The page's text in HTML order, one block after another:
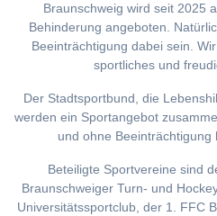
Braunschweig wird seit 2025
Behinderung angeboten.
Beeinträchtigung dabei sein.
sportliches und
Der Stadtsportbund, die
werden ein Sportangebot
und ohne Beeinträchtigung
Beteiligte Sportvereine sind
Braunschweiger Turn- und
Universitätssportclub, der 1. FFC